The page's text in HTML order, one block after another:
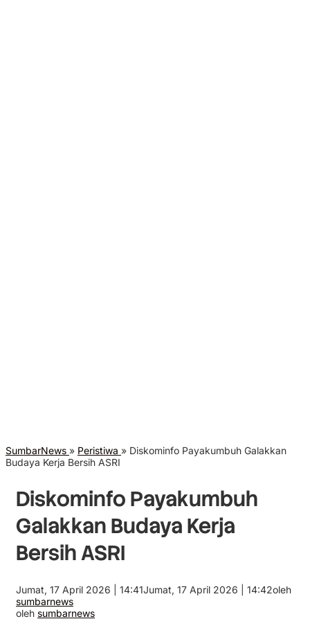
SumbarNews » Peristiwa » Diskominfo Payakumbuh Galakkan
Budaya Kerja Bersih ASRI
Diskominfo Payakumbuh
Galakkan Budaya Kerja
Bersih ASRI
Jumat, 17 April 2026 | 14:41Jumat, 17 April 2026 | 14:42oleh
sumbarnews
oleh sumbarnews